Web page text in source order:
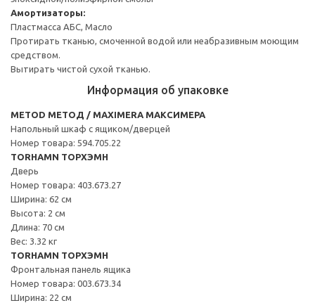
Амортизаторы:
Пластмасса АБС, Масло
Протирать тканью, смоченной водой или неабразивным моющим
средством.
Вытирать чистой сухой тканью.
Информация об упаковке
METOD МЕТОД / MAXIMERA МАКСИМЕРА
Напольный шкаф с ящиком/дверцей
Номер товара: 594.705.22
TORHAMN ТОРХЭМН
Дверь
Номер товара: 403.673.27
Ширина: 62 см
Высота: 2 см
Длина: 70 см
Вес: 3.32 кг
TORHAMN ТОРХЭМН
Фронтальная панель ящика
Номер товара: 003.673.34
Ширина: 22 см